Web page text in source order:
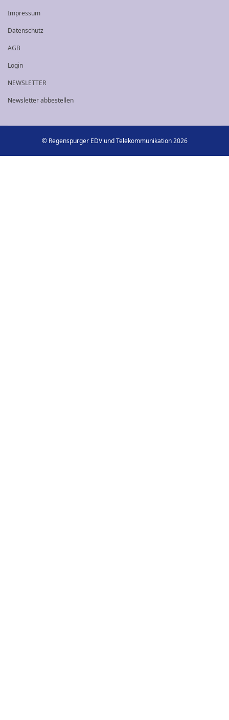
Impressum
Datenschutz
AGB
Login
NEWSLETTER
Newsletter abbestellen
© Regenspurger EDV und Telekommunikation 2026